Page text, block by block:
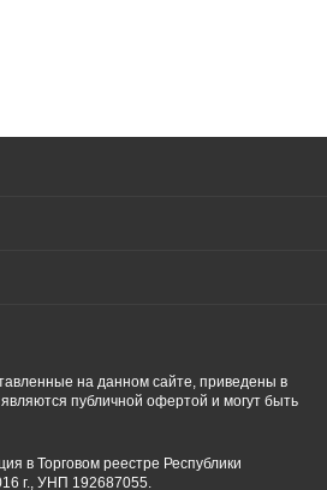
на данном сайте, приведены в
публичной офертой и могут быть
в Торговом реестре Республики
г., УНП 192687055.